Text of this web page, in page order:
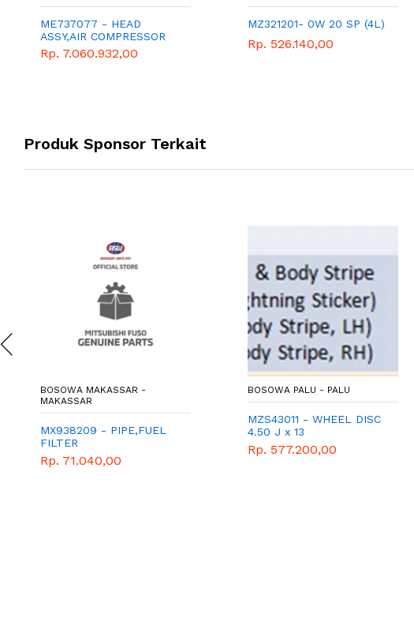
ME737077 - HEAD
ASSY,AIR COMPRESSOR
CYLIN
Rp. 7.060.932,00
MZ321201- 0W 20 SP (4L)
Rp. 526.140,00
Produk Sponsor Terkait
BOSOWA MAKASSAR -
MAKASSAR
MX938209 - PIPE,FUEL
FILTER
Rp. 71.040,00
BOSOWA PALU - PALU
MZS43011 - WHEEL DISC
4.50 J x 13
Rp. 577.200,00